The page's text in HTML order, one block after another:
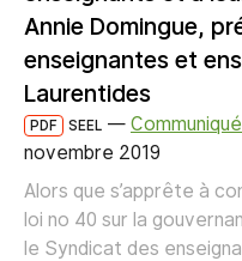
Annie Domingue,
enseignantes et
Laurentides
PDF SEEL —
novembre 2019
Alors que s’apprête à
loi no 40 sur la
le Syndicat des